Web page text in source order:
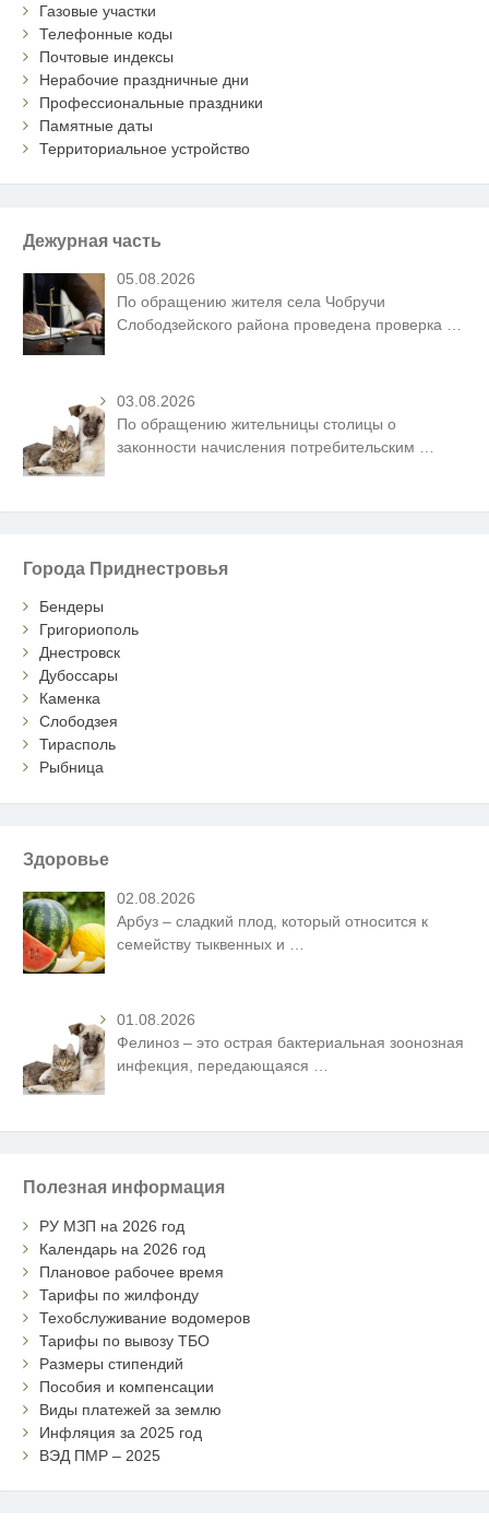
Газовые участки
Телефонные коды
Почтовые индексы
Нерабочие праздничные дни
Профессиональные праздники
Памятные даты
Территориальное устройство
Дежурная часть
05.08.2026
По обращению жителя села Чобручи
Слободзейского района проведена проверка …
03.08.2026
По обращению жительницы столицы о
законности начисления потребительским
Города Приднестровья
Бендеры
Григориополь
Днестровск
Дубоссары
Каменка
Слободзея
Тирасполь
Рыбница
Здоровье
02.08.2026
Арбуз – сладкий плод, который относится к
семейству тыквенных и
01.08.2026
Фелиноз – это острая бактериальная зоонозная
инфекция, передающаяся
Полезная информация
РУ МЗП на 2026 год
Календарь на 2026 год
Плановое рабочее время
Тарифы по жилфонду
Техобслуживание водомеров
Тарифы по вывозу ТБО
Размеры стипендий
Пособия и компенсации
Виды платежей за землю
Инфляция за 2025 год
ВЭД ПМР – 2025